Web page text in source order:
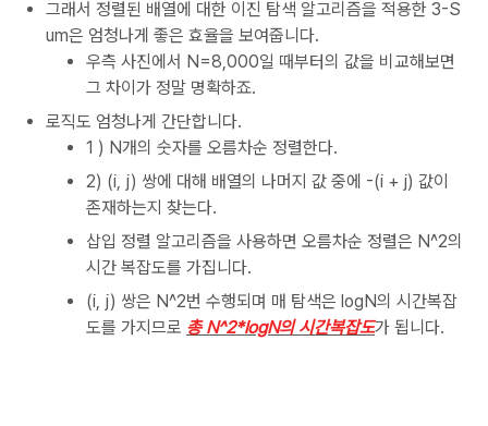
그래서 정렬된 배열에 대한 이진 탐색 알고리즘을 적용한 3-S
um은 엄청나게 좋은 효율을 보여줍니다.
우측 사진에서 N=8,000일 때부터의 값을 비교해보면
그 차이가 정말 명확하죠.
로직도 엄청나게 간단합니다.
1 ) N개의 숫자를 오름차순 정렬한다.
2) (i, j) 쌍에 대해 배열의 나머지 값 중에 -(i + j) 값이
존재하는지 찾는다.
삽입 정렬 알고리즘을 사용하면 오름차순 정렬은 N^2의
시간 복잡도를 가집니다.
(i, j) 쌍은 N^2번 수행되며 매 탐색은 logN의 시간복잡
도를 가지므로 총 N^2*logN의 시간복잡도가 됩니다.